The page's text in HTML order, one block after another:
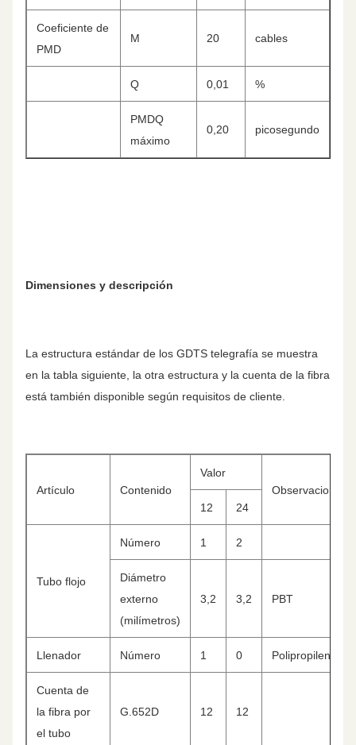
Coeficiente de
PMD
M 20 cables
Q 0,01 %
PMDQ
máximo
0,20 picosegundo
Dimensiones y descripción
La estructura estándar de los GDTS telegrafía se muestra
en la tabla siguiente, la otra estructura y la cuenta de la fibra
está también disponible según requisitos de cliente.
Artículo Contenido
Valor
Observaciones
12
24
Tubo flojo
Número 1 2
Diámetro
externo
(milímetros)
3,2 3,2 PBT
Llenador Número 1 0 Polipropileno
Cuenta de
la fibra por
el tubo
G.652D 12 12